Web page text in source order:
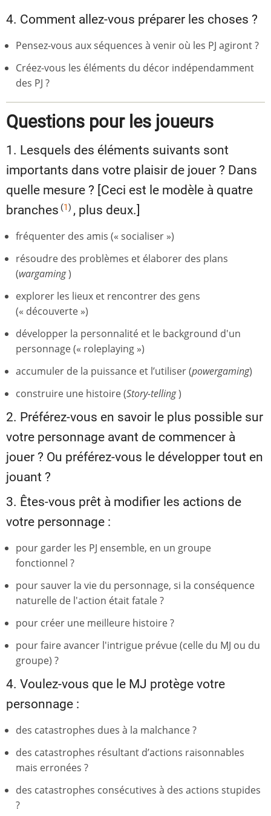
4. Comment allez-vous préparer les choses ?
Pensez-vous aux séquences à venir où les PJ agiront ?
Créez-vous les éléments du décor indépendamment
des PJ ?
Questions pour les joueurs
1. Lesquels des éléments suivants sont
importants dans votre plaisir de jouer ? Dans
quelle mesure ? [Ceci est le modèle à quatre
branches (1) , plus deux.]
fréquenter des amis (« socialiser »)
résoudre des problèmes et élaborer des plans
(wargaming)
explorer les lieux et rencontrer des gens
(« découverte »)
développer la personnalité et le background d'un
personnage (« roleplaying »)
accumuler de la puissance et l’utiliser (powergaming)
construire une histoire (Story-telling)
2. Préférez-vous en savoir le plus possible sur
votre personnage avant de commencer à
jouer ? Ou préférez-vous le développer tout en
jouant ?
3. Êtes-vous prêt à modifier les actions de
votre personnage :
pour garder les PJ ensemble, en un groupe
fonctionnel ?
pour sauver la vie du personnage, si la conséquence
naturelle de l'action était fatale ?
pour créer une meilleure histoire ?
pour faire avancer l'intrigue prévue (celle du MJ ou du
groupe) ?
4. Voulez-vous que le MJ protège votre
personnage :
des catastrophes dues à la malchance ?
des catastrophes résultant d’actions raisonnables
mais erronées ?
des catastrophes consécutives à des actions stupides
?